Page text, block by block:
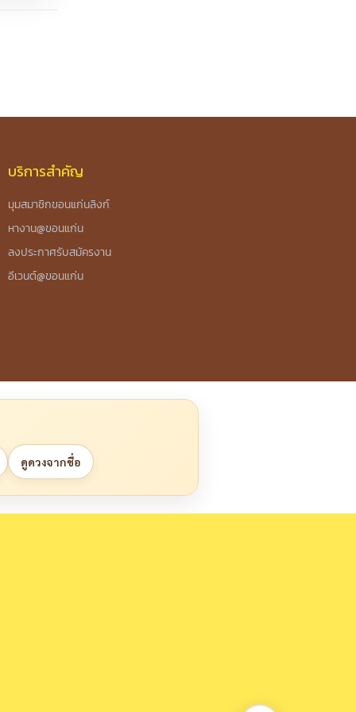
บริการสำคัญ
มุมสมาชิกขอนแก่นลิงก์
หางาน@ขอนแก่น
ลงประกาศรับสมัครงาน
อีเวนต์@ขอนแก่น
ดูดวงจากชื่อ